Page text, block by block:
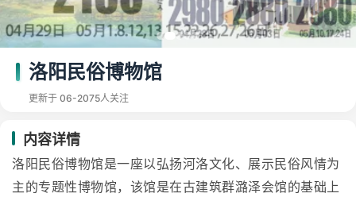
洛阳民俗博物馆
更新于 06-2075人关注
内容详情
洛阳民俗博物馆是一座以弘扬河洛文化、展示民俗风情为
主的专题性博物馆，该馆是在古建筑群潞泽会馆的基础上